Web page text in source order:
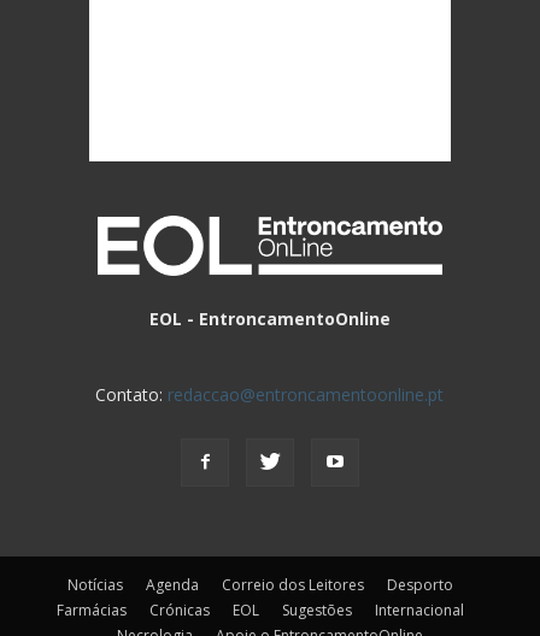
EOL - EntroncamentoOnline
Contato: redaccao@entroncamentoonline.pt
Notícias Agenda Correio dos Leitores
Desporto
Farmácias
Crónicas EOL Sugestões
Internacional